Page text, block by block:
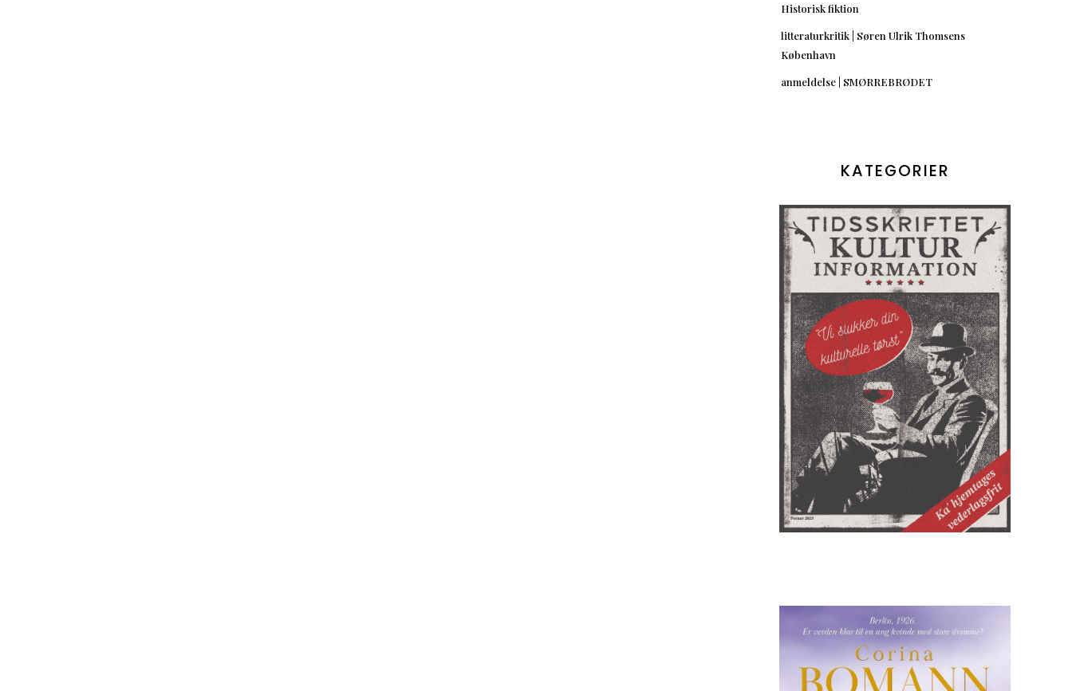
Historisk fiktion
litteraturkritik | Søren Ulrik Thomsens
København
anmeldelse | SMØRREBRØDET
KATEGORIER